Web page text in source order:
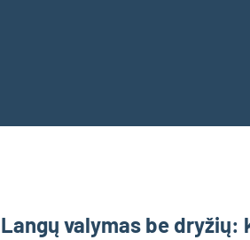
Langų valymas be dryžių: